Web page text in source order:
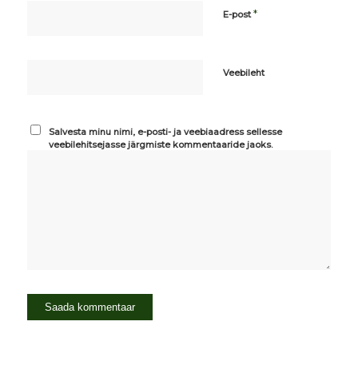
E-post*
Veebileht
Salvesta minu nimi, e-posti- ja veebiaadress sellesse
veebilehitsejasse järgmiste kommentaaride jaoks.